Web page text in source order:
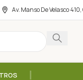
Av. Manso De Velasco